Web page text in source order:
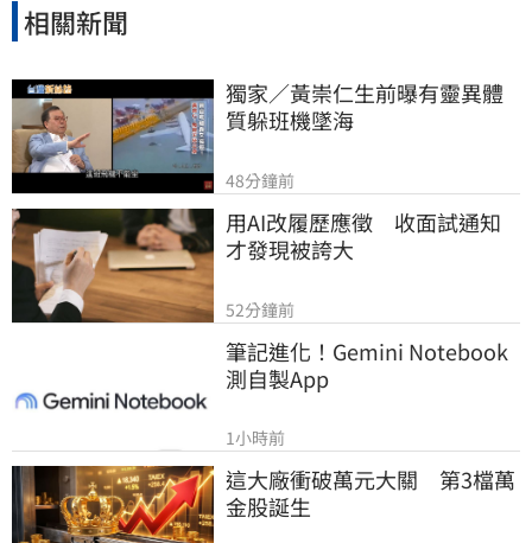
相關新聞
獨家／黃崇仁生前曝有靈異體
質躲班機墜海
48分鐘前
用AI改履歷應徵　收面試通知
才發現被誇大
52分鐘前
筆記進化！Gemini Notebook
測自製App
1小時前
這大廠衝破萬元大關　第3檔萬
金股誕生